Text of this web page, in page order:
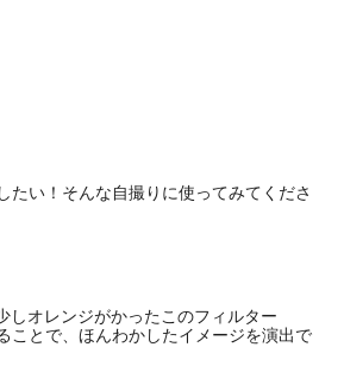
たい！そんな自撮りに使ってみてくださ
しオレンジがかったこのフィルター
ことで、ほんわかしたイメージを演出で